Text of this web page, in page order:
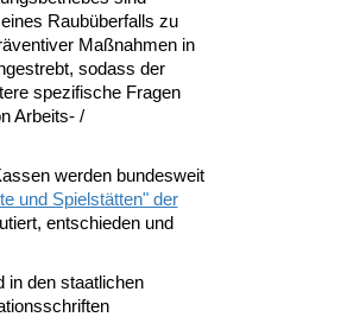
Raubüberfalls zu
Maßnahmen in
sodass der
spezifische Fragen
Arbeits- /
werden bundesweit
und Spielstätten" der
entschieden und
in den staatlichen